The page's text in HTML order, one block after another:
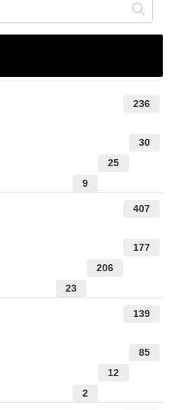
236
30
25
9
407
177
206
23
139
85
12
2